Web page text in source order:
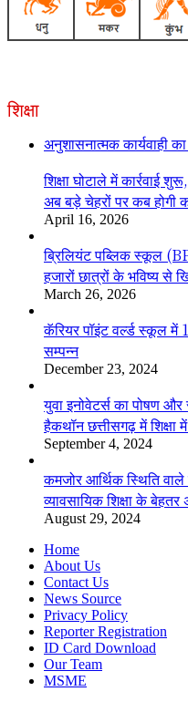
शिक्षा
अनुशासनात्मक कार्यवाही
शिक्षा घोटाले में कार्रवाई
अब बड़े चेहरों पर कब होगी
April 16, 2026
ब्रिलियंट पब्लिक स्कूल
हजारों छात्रों के भविष्य से
March 26, 2026
कॅरियर पॉइंट वर्ल्ड स्कूल में
सम्पन्न
December 23, 2024
युवा इनोवेटर्स का पोषण
हैकथॉन छत्तीसगढ़ में शिक्षा
September 4, 2024
कमजोर आर्थिक स्थिति वाले
व्यावसायिक शिक्षा के
August 29, 2024
Home
About Us
Contact Us
News Source
Privacy Policy
Reporter Registration
ID Card Download
Our Team
MSME